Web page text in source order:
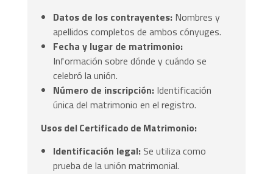
Datos de los contrayentes: Nombres y
apellidos completos de ambos cónyuges.
Fecha y lugar de matrimonio:
Información sobre dónde y cuándo se
celebró la unión.
Número de inscripción: Identificación
única del matrimonio en el registro.
Usos del Certificado de Matrimonio:
Identificación legal: Se utiliza como
prueba de la unión matrimonial.